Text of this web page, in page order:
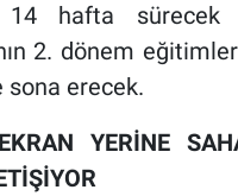
14 hafta sürecek
2. dönem
sona erecek.
YERİNE